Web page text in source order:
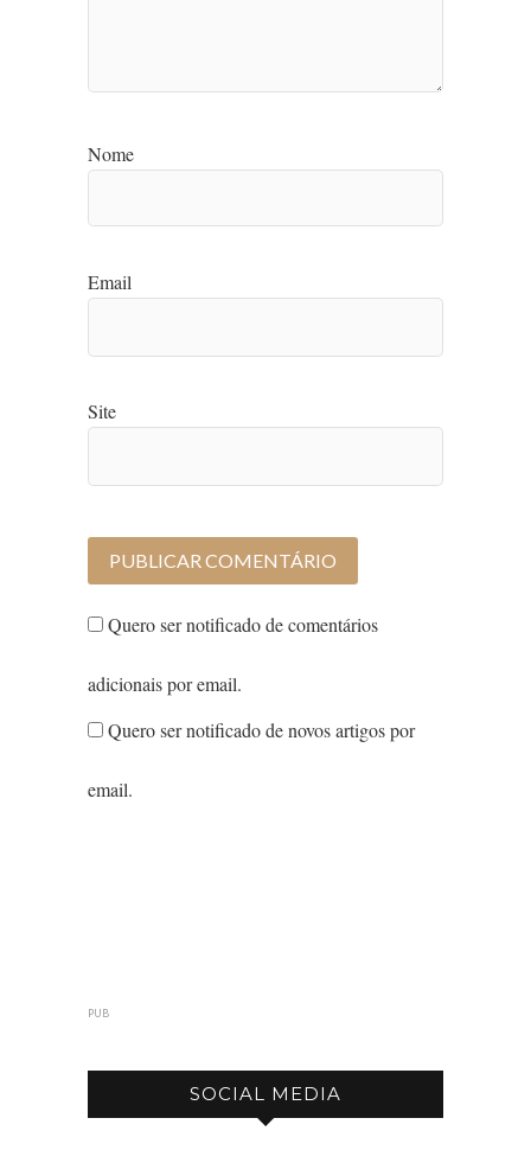
Nome
Email
Site
Quero ser notificado de comentários
adicionais por email.
Quero ser notificado de novos artigos por
email.
PUB
SOCIAL MEDIA